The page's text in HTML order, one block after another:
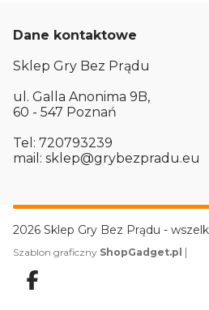
Dane kontaktowe
Sklep Gry Bez Prądu
ul. Galla Anonima 9B,
60 - 547 Poznań
Tel: 720793239
mail: sklep@grybezpradu.eu
2026 Sklep Gry Bez Prądu -
Szablon graficzny ShopGadget.pl |